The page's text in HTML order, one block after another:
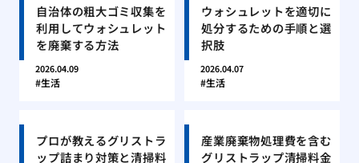
自治体の粗大ゴミ収集を
利用してウォシュレット
を廃棄する方法
2026.04.09
生活
ウォシュレットを適切に
処分するための手順と選
択肢
2026.04.07
生活
プロが教えるグリストラ
ップ詰まり対策と清掃料
産業廃棄物処理費を含む
グリストラップ清掃料金